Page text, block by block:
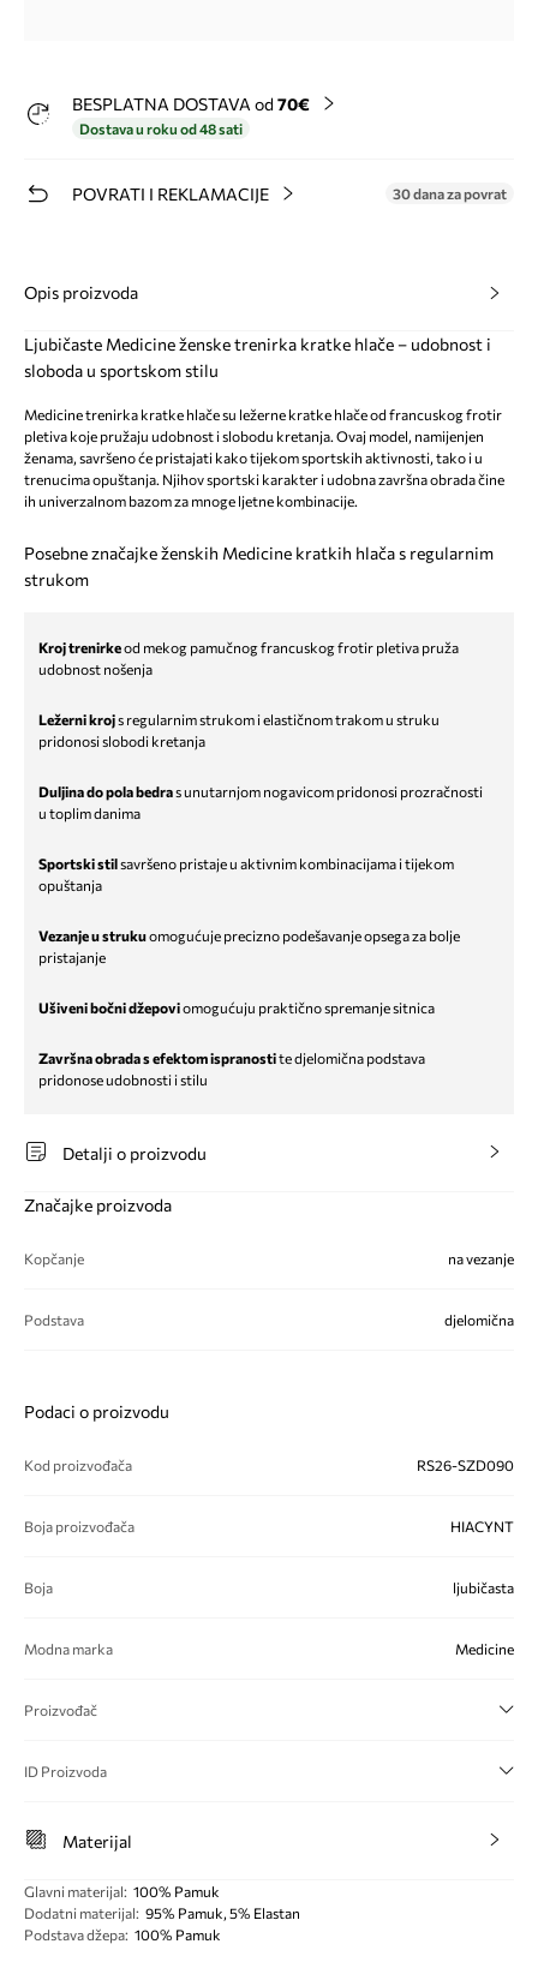
BESPLATNA DOSTAVA od 70€
Dostava u roku od 48 sati
POVRATI I REKLAMACIJE 30 dana za povrat
Opis proizvoda
Ljubičaste Medicine ženske trenirka kratke hlače – udobnost i
sloboda u sportskom stilu
Medicine trenirka kratke hlače su ležerne kratke hlače od francuskog frotir
pletiva koje pružaju udobnost i slobodu kretanja. Ovaj model, namijenjen
ženama, savršeno će pristajati kako tijekom sportskih aktivnosti, tako i u
trenucima opuštanja. Njihov sportski karakter i udobna završna obrada čine
ih univerzalnom bazom za mnoge ljetne kombinacije.
Posebne značajke ženskih Medicine kratkih hlača s regularnim
strukom
Kroj trenirkeod mekog pamučnog francuskog frotir pletiva pruža
udobnost nošenja
Ležerni krojs regularnim strukom i elastičnom trakom u struku
pridonosi slobodi kretanja
Duljina do pola bedras unutarnjom nogavicom pridonosi prozračnosti
u toplim danima
Sportski stilsavršeno pristaje u aktivnim kombinacijama i tijekom
opuštanja
Vezanje u strukuomogućuje precizno podešavanje opsega za bolje
pristajanje
Ušiveni bočni džepoviomogućuju praktično spremanje sitnica
Završna obrada s efektom ispranostite djelomična podstava
pridonose udobnosti i stilu
Detalji o proizvodu
Značajke proizvoda
Kopčanje na vezanje
Podstava djelomična
Podaci o proizvodu
Kod proizvođača RS26-SZD090
Boja proizvođača HIACYNT
Boja ljubičasta
Modna marka Medicine
Proizvođač
ID Proizvoda
Materijal
Glavni materijal: 100% Pamuk
Dodatni materijal: 95% Pamuk, 5% Elastan
Podstava džepa: 100% Pamuk